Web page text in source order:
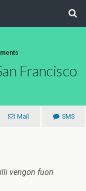
Francisco
Mail SMS
vengon fuori